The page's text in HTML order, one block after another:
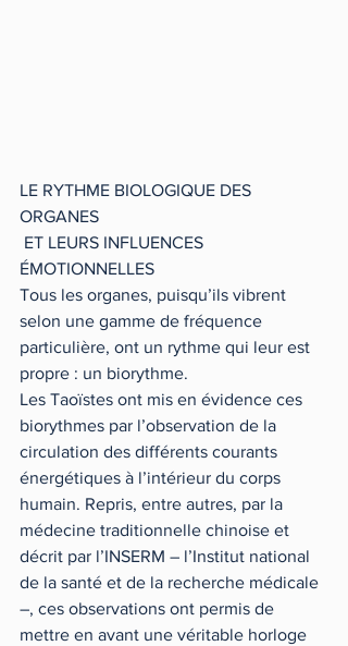
LE RYTHME BIOLOGIQUE DES
ORGANES
ÉMOTIONNELLES
Tous les organes, puisqu’ils vibrent
selon une gamme de fréquence
particulière, ont un rythme qui leur est
propre : un biorythme.
Les Taoïstes ont mis en évidence ces
biorythmes par l’observation de la
circulation des différents courants
énergétiques à l’intérieur du corps
humain. Repris, entre autres, par la
médecine traditionnelle chinoise et
décrit par l’INSERM – l’Institut national
de la santé et de la recherche médicale
–, ces observations ont permis de
mettre en avant une véritable horloge